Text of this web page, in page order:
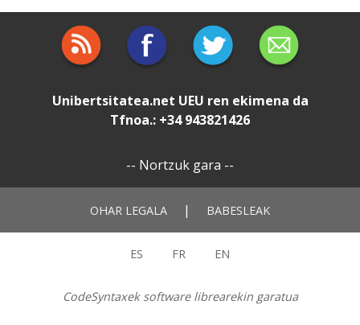
Unibertsitatea.net UEU ren ekimena da
Tfnoa.: +34 943821426
-- Nortzuk gara --
OHAR LEGALA | BABESLEAK
ES FR EN
CodeSyntaxek software librearekin garatua